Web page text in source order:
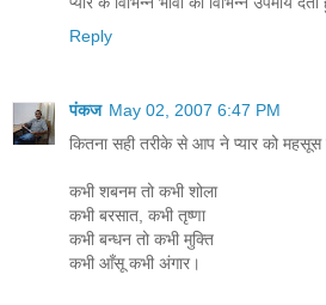
Reply
पंकज May 02, 2007 6:47 PM
कितना सही तरीके से आप ने प्यार को महसूस
कभी शबनम तो कभी शोला
कभी बरसात, कभी तृष्णा
कभी बन्धन तो कभी मुक्ति
कभी आँसू कभी अंगार।